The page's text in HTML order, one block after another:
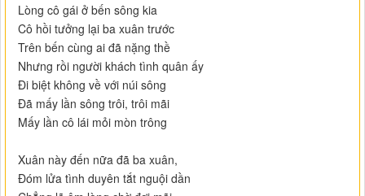
Lòng cô gái ở bến sông kia
Cô hồi tưởng lại ba xuân trước
Trên bến cùng ai đã nặng thề
Nhưng rồi người khách tình quân ấy
Đi biệt không về với núi sông
Đã mấy lần sông trôi, trôi mãi
Mấy lần cô lái mỏi mòn trông
Xuân này đến nữa đã ba xuân,
Đóm lửa tình duyên tắt nguội dần